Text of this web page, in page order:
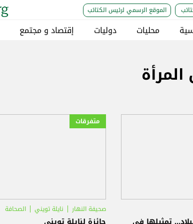
الموقع الرسمي لرئيس الكتائب
محليات دوليات إقتصاد و مجتمع
متفرقات
صحيفة النهار نايلة تويني الصحافة